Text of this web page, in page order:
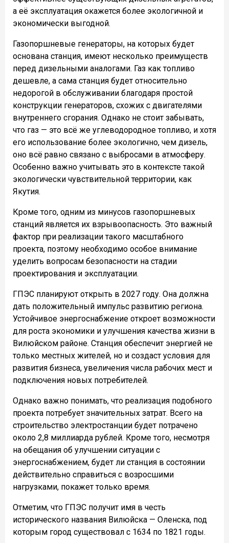
а её эксплуатация окажется более экологичной и
экономически выгодной.
Газопоршневые генераторы, на которых будет
основана станция, имеют несколько преимуществ
перед дизельными аналогами. Газ как топливо
дешевле, а сама станция будет относительно
недорогой в обслуживании благодаря простой
конструкции генераторов, схожих с двигателями
внутреннего сгорания. Однако не стоит забывать,
что газ — это всё же углеводородное топливо, и хотя
его использование более экологично, чем дизель,
оно всё равно связано с выбросами в атмосферу.
Особенно важно учитывать это в контексте такой
экологически чувствительной территории, как
Якутия.
Кроме того, одним из минусов газопоршневых
станций является их взрывоопасность. Это важный
фактор при реализации такого масштабного
проекта, поэтому необходимо особое внимание
уделить вопросам безопасности на стадии
проектирования и эксплуатации.
ГПЭС планируют открыть в 2027 году. Она должна
дать положительный импульс развитию региона.
Устойчивое энергоснабжение откроет возможности
для роста экономики и улучшения качества жизни в
Вилюйском районе. Станция обеспечит энергией не
только местных жителей, но и создаст условия для
развития бизнеса, увеличения числа рабочих мест и
подключения новых потребителей.
Однако важно понимать, что реализация подобного
проекта потребует значительных затрат. Всего на
строительство электростанции будет потрачено
около 2,8 миллиарда рублей. Кроме того, несмотря
на обещания об улучшении ситуации с
энергоснабжением, будет ли станция в состоянии
действительно справиться с возросшими
нагрузками, покажет только время.
Отметим, что ГПЭС получит имя в честь
исторического названия Вилюйска — Оленска, под
которым город существовал с 1634 по 1821 годы.